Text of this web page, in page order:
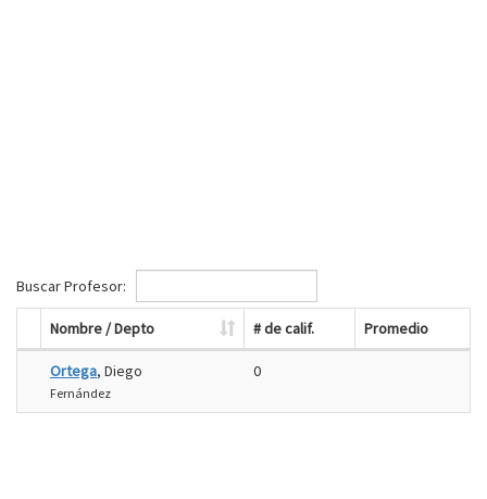
Buscar Profesor:
Nombre / Depto # de calif. Promedio
Ortega, Diego
Fernández
0